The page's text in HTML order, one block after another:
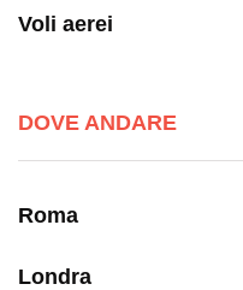
Voli aerei
DOVE ANDARE
Roma
Londra